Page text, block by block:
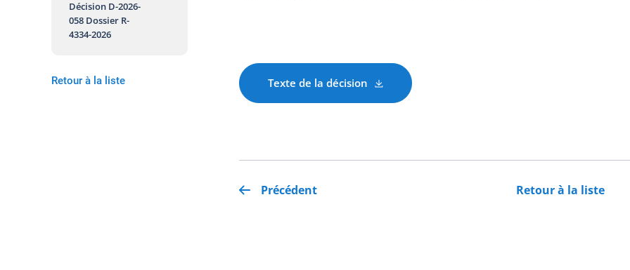
Décision D-2026-
058 Dossier R-
4334-2026
Retour à la liste Texte de la décision
Précédent Retour à la liste